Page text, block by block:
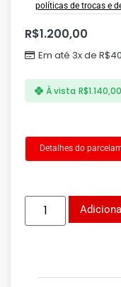
políticas de trocas e
R$1.200,00
Em até 3x de R$
À vista R$1.140,00
Detalhes do